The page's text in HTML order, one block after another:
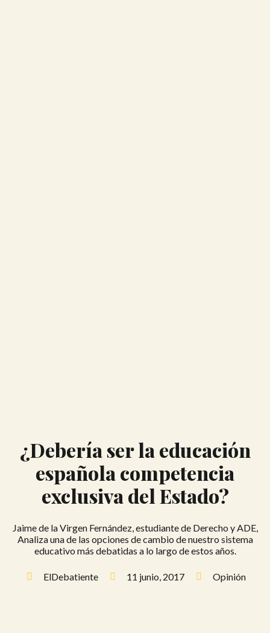
¿Debería ser la educación
española competencia
exclusiva del Estado?
Jaime de la Virgen Fernández, estudiante de Derecho y ADE,
Analiza una de las opciones de cambio de nuestro sistema
educativo más debatidas a lo largo de estos años.
ElDebatiente 11 junio, 2017 Opinión